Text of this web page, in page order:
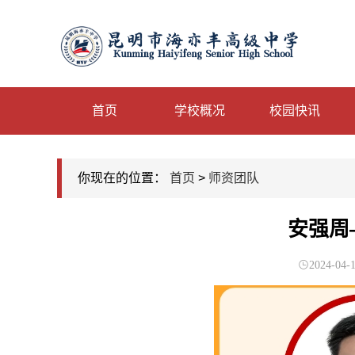
首页 学校概况 校园快讯
你现在的位置： 首页 > 师资团队
安强
2024-04-